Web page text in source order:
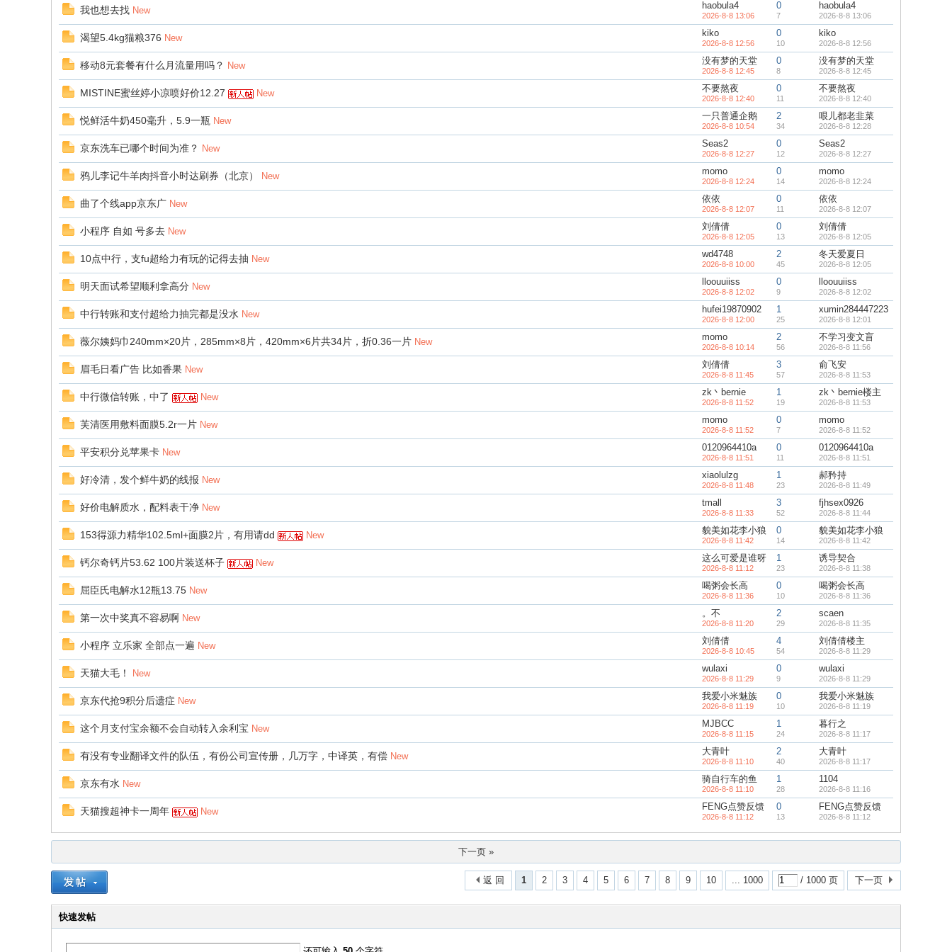
我也想去找 New haobula4
2026-8-8 13:06
0
7
haobula4
2026-8-8 13:06
渴望5.4kg猫粮376 New kiko
2026-8-8 12:56
0
10
kiko
2026-8-8 12:56
移动8元套餐有什么月流量用吗？ New 没有梦的天堂
2026-8-8 12:45
0
8
没有梦的天堂
2026-8-8 12:45
MISTINE蜜丝婷小凉喷好价12.27 New 不要熬夜
2026-8-8 12:40
0
11
不要熬夜
2026-8-8 12:40
悦鲜活牛奶450毫升，5.9一瓶 New 一只普通企鹅
2026-8-8 10:54
2
34
哏儿都老韭菜
2026-8-8 12:28
京东洗车已哪个时间为准？ New Seas2
2026-8-8 12:27
0
12
Seas2
2026-8-8 12:27
鸦儿李记牛羊肉抖音小时达刷券（北京） New momo
2026-8-8 12:24
0
14
momo
2026-8-8 12:24
曲了个线app京东广 New 依依
2026-8-8 12:07
0
11
依依
2026-8-8 12:07
小程序 自如 号多去 New 刘倩倩
2026-8-8 12:05
0
13
刘倩倩
2026-8-8 12:05
10点中行，支fu超给力有玩的记得去抽 New wd4748
2026-8-8 10:00
2
45
冬天爱夏日
2026-8-8 12:05
明天面试希望顺利拿高分 New lloouuiiss
2026-8-8 12:02
0
9
lloouuiiss
2026-8-8 12:02
中行转账和支付超给力抽完都是没水 New hufei19870902
2026-8-8 12:00
1
25
xumin284447223
2026-8-8 12:01
薇尔姨妈巾240mm×20片，285mm×8片，420mm×6片共34片，折0.36一片 New momo
2026-8-8 10:14
2
56
不学习变文盲
2026-8-8 11:56
眉毛日看广告 比如香果 New 刘倩倩
2026-8-8 11:45
3
57
俞飞安
2026-8-8 11:53
中行微信转账，中了 New zk丶bernie
2026-8-8 11:52
1
19
zk丶bernie楼主
2026-8-8 11:53
芙清医用敷料面膜5.2r一片 New momo
2026-8-8 11:52
0
7
momo
2026-8-8 11:52
平安积分兑苹果卡 New 0120964410a
2026-8-8 11:51
0
11
0120964410a
2026-8-8 11:51
好冷清，发个鲜牛奶的线报 New xiaolulzg
2026-8-8 11:48
1
23
郝矜持
2026-8-8 11:49
好价电解质水，配料表干净 New tmall
2026-8-8 11:33
3
52
fjhsex0926
2026-8-8 11:44
153得源力精华102.5ml+面膜2片，有用请dd New 貌美如花李小狼
2026-8-8 11:42
0
14
貌美如花李小狼
2026-8-8 11:42
钙尔奇钙片53.62 100片装送杯子 New 这么可爱是谁呀
2026-8-8 11:12
1
23
诱导契合
2026-8-8 11:38
屈臣氏电解水12瓶13.75 New 喝粥会长高
2026-8-8 11:36
0
10
喝粥会长高
2026-8-8 11:36
第一次中奖真不容易啊 New 。不
2026-8-8 11:20
2
29
scaen
2026-8-8 11:35
小程序 立乐家 全部点一遍 New 刘倩倩
2026-8-8 10:45
4
54
刘倩倩楼主
2026-8-8 11:29
天猫大毛！ New wulaxi
2026-8-8 11:29
0
9
wulaxi
2026-8-8 11:29
京东代抢9积分后遗症 New 我爱小米魅族
2026-8-8 11:19
0
10
我爱小米魅族
2026-8-8 11:19
这个月支付宝余额不会自动转入余利宝 New MJBCC
2026-8-8 11:15
1
24
暮行之
2026-8-8 11:17
有没有专业翻译文件的队伍，有份公司宣传册，几万字，中译英，有偿 New 大青叶
2026-8-8 11:10
2
40
大青叶
2026-8-8 11:17
京东有水 New 骑自行车的鱼
2026-8-8 11:10
1
28
1104
2026-8-8 11:16
天猫搜超神卡一周年 New FENG点赞反馈
2026-8-8 11:12
0
13
FENG点赞反馈
2026-8-8 11:12
下一页 »
1 2 3 4 5 6 7 8 9 10 ... 1000 / 1000 页 下一页
返 回
快速发帖